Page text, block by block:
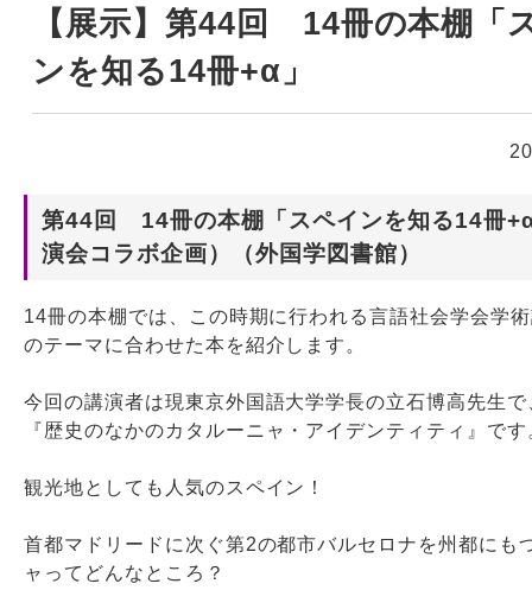
学習・研究支援
4つの図書館
【展示】第44回 14冊の本棚「
ンを知る14冊+α」
第44回 14冊の本棚「スペインを知る14冊
演会コラボ企画）（外国学図書館）
14冊の本棚では、この時期に行われる言語社会学会学
のテーマに合わせた本を紹介します。
今回の講演者は現東京外国語大学学長の立石博高先生
『歴史のなかのカタルーニャ・アイデンティティ』です
観光地としても人気のスペイン！
首都マドリードに次ぐ第2の都市バルセロナを州都にも
ャってどんなところ？